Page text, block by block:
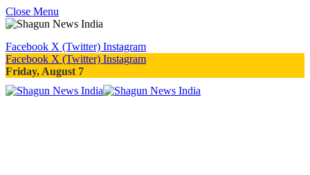
Close Menu
Facebook X (Twitter) Instagram
Facebook X (Twitter) Instagram
Friday, August 7